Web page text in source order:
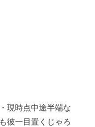
現時点中途半端な
彼一目置くじゃろ